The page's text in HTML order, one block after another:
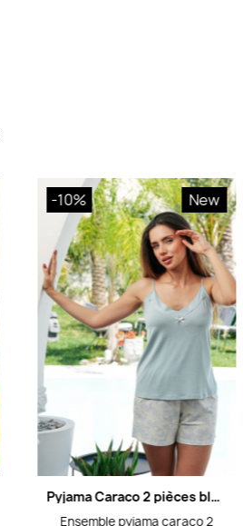
Aperçu rapide
-10% New
Pyjama Caraco 2 pièces bleu - Top bretelle & Short imprimé
Ensemble pyjama caraco 2